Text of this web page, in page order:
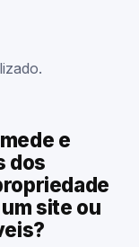
e
dos
site ou